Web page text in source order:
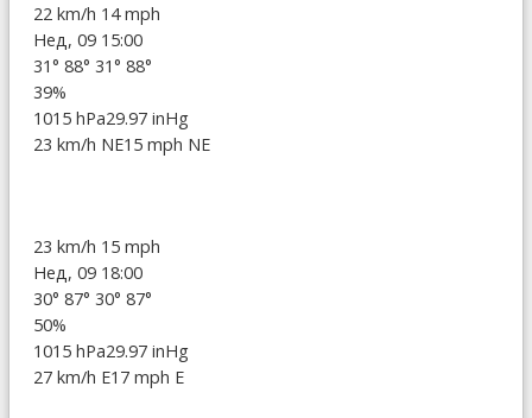
22 km/h 14 mph
Нед, 09 15:00
31° 88° 31° 88°
39%
1015 hPa29.97 inHg
23 km/h NE15 mph NE
23 km/h 15 mph
Нед, 09 18:00
30° 87° 30° 87°
50%
1015 hPa29.97 inHg
27 km/h E17 mph E